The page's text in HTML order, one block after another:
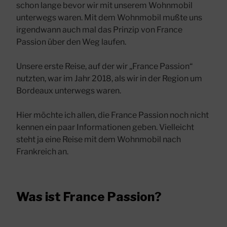
schon lange bevor wir mit unserem Wohnmobil
unterwegs waren. Mit dem Wohnmobil mußte uns
irgendwann auch mal das Prinzip von France
Passion über den Weg laufen.
Unsere erste Reise, auf der wir „France Passion“
nutzten, war im Jahr 2018, als wir in der Region um
Bordeaux unterwegs waren.
Hier möchte ich allen, die France Passion noch nicht
kennen ein paar Informationen geben. Vielleicht
steht ja eine Reise mit dem Wohnmobil nach
Frankreich an.
Was ist France Passion?